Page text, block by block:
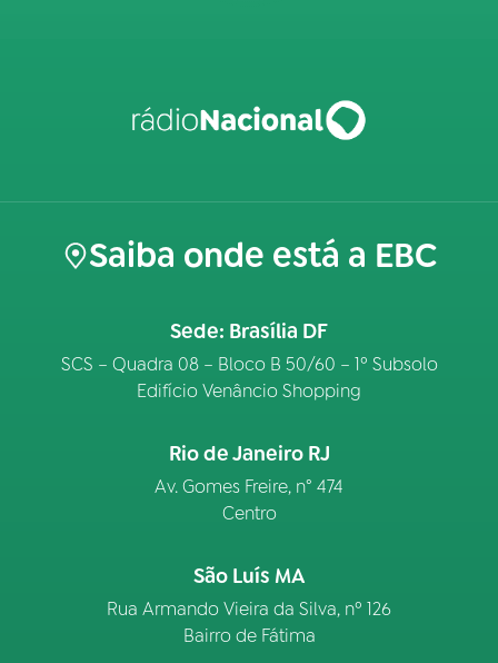
Saiba onde está a EBC
Sede: Brasília DF
SCS – Quadra 08 – Bloco B 50/60 – 1º Subsolo
Edifício Venâncio Shopping
Rio de Janeiro RJ
Av. Gomes Freire, n° 474
Centro
São Luís MA
Rua Armando Vieira da Silva, nº 126
Bairro de Fátima